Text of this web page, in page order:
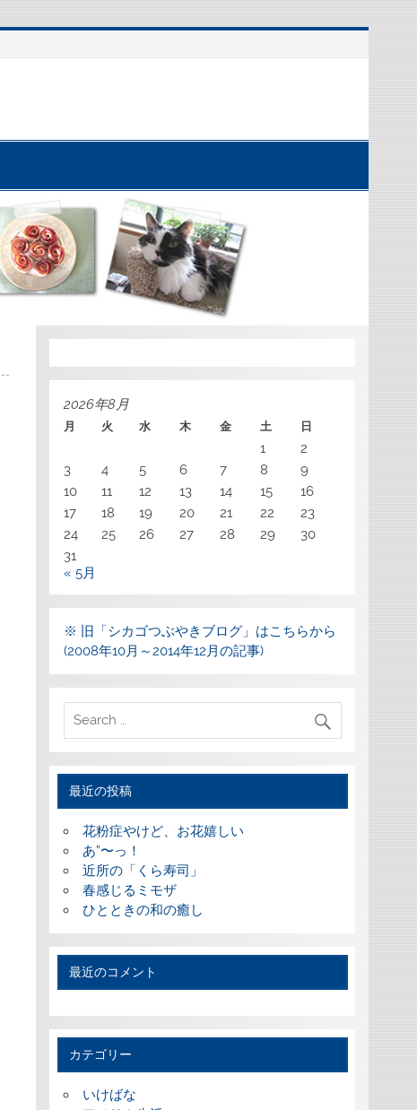
2026年8月
月 火 水 木 金 土 日
1
2
3
4 5 6 7 8
9
10
11 12 13 14 15
16
17
18 19 20 21 22
23
24
25 26 27 28 29
30
31
« 5月
※ 旧「シカゴつぶやきブログ」はこちらから
(2008年10月～2014年12月の記事)
最近の投稿
花粉症やけど、お花嬉しい
あ”〜っ！
近所の「くら寿司」
春感じるミモザ
ひとときの和の癒し
最近のコメント
カテゴリー
いけばな